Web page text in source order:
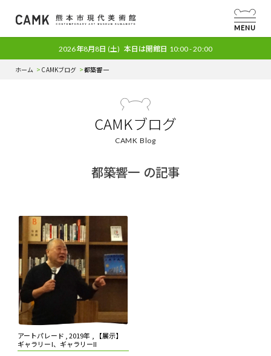
MENU
2026年8月8日 (土) 本日は開館日 10:00 - 20:00
ホーム CAMKブログ 都築響一
CAMKブログ
CAMK Blog
都築響一 の記事
アートパレード , 2019年 , 【展示】
ギャラリーI、ギャラリーII